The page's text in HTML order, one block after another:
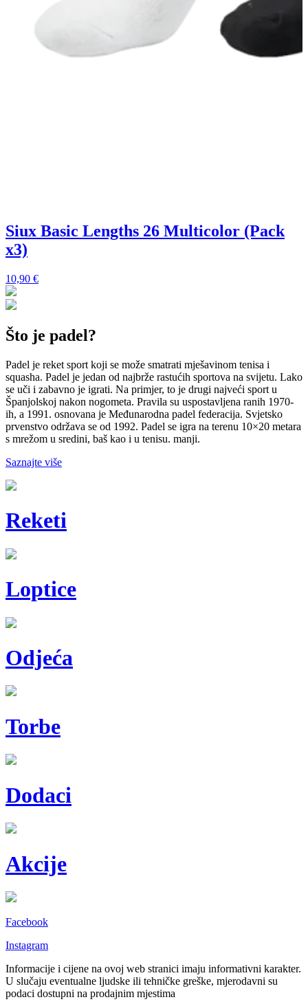
Siux Basic Lengths 26 Multicolor (Pack
x3)
10,90 €
Što je padel?
Padel je reket sport koji se može smatrati mješavinom tenisa i
squasha. Padel je jedan od najbrže rastućih sportova na svijetu. Lako
se uči i zabavno je igrati. Na primjer, to je drugi najveći sport u
Španjolskoj nakon nogometa. Pravila su uspostavljena ranih 1970-
ih, a 1991. osnovana je Međunarodna padel federacija. Svjetsko
prvenstvo održava se od 1992. Padel se igra na terenu 10×20 metara
s mrežom u sredini, baš kao i u tenisu. manji.
Saznajte više
Reketi
Loptice
Odjeća
Torbe
Dodaci
Akcije
Facebook
Instagram
Informacije i cijene na ovoj web stranici imaju informativni karakter.
U slučaju eventualne ljudske ili tehničke greške, mjerodavni su
podaci dostupni na prodajnim mjestima